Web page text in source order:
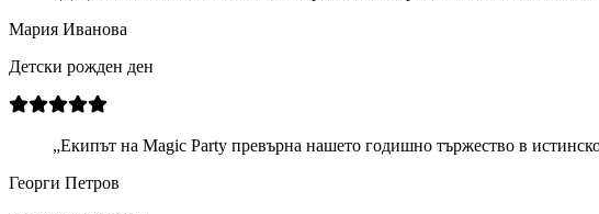
Мария Иванова
Детски рожден ден
„Екипът на Magic Party превърна нашето годишно тържество в
Георги Петров